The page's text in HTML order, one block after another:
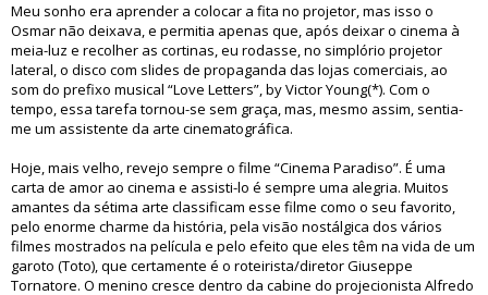
Meu sonho era aprender a colocar a fita no projetor, mas isso o
Osmar não deixava, e permitia apenas que, após deixar o cinema à
meia-luz e recolher as cortinas, eu rodasse, no simplório projetor
lateral, o disco com slides de propaganda das lojas comerciais, ao
som do prefixo musical “Love Letters”, by Victor Young(*). Com o
tempo, essa tarefa tornou-se sem graça, mas, mesmo assim, sentia-
me um assistente da arte cinematográfica.
Hoje, mais velho, revejo sempre o filme “Cinema Paradiso”. É uma
carta de amor ao cinema e assisti-lo é sempre uma alegria. Muitos
amantes da sétima arte classificam esse filme como o seu favorito,
pelo enorme charme da história, pela visão nostálgica dos vários
filmes mostrados na película e pelo efeito que eles têm na vida de um
garoto (Toto), que certamente é o roteirista/diretor Giuseppe
Tornatore. O menino cresce dentro da cabine do projecionista Alfredo